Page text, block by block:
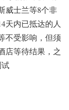
威士兰等8个非
天内已抵达的人
不受影响，但须
店等待结果，之